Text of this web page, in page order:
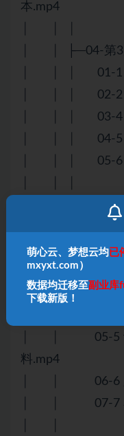
本.mp4
│ │ ├─04-第3
│ │ │ 01-1 简
│ │ │ 02-2 剪
│ │ │ 03-4 讲
│ │ │ 04-5 电
│ │ │ 05-6 电
│ │ └─05-第4
火.mp4
│ │ 02-2 理
│ │ 03-3 如何
│ │ 05-5 设计
料.mp4
│ │ 06-6 必
│ │ 07-7 看我
萌心云、梦想云均 已
mxyxt.com）
数据均迁移至副业库
下载新版！